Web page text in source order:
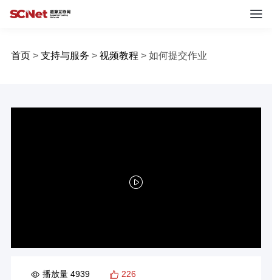
首页 > 支持与服务 > 视频教程 > 如何提交作业
播放量 4939 226